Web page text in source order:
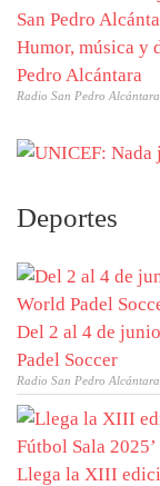
Humor, música y
Pedro Alcántara
Radio San Pedro Alcántara
Deportes
Del 2 al 4 de
Padel Soccer
Radio San Pedro Alcántara
Llega la XIII